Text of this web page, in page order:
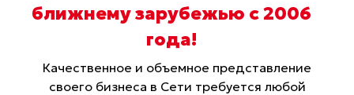
ближнему зарубежью с 2006
года!
Качественное и объемное представление
своего бизнеса в Сети требуется любой